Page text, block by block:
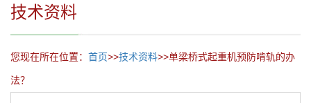
技术资料
您现在所在位置： 首页>>技术资料>>单梁桥式起重机预防啃轨的办
法？